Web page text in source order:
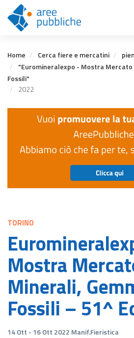
contenuto
principale
Home Cerca fiere e mercatini
"Euromineralexpo - Mostra Mercato
Fossili"
2022
TORINO
Mostra
Minerali,
Fossili – 51^
14 Ott - 16 Ott 2022 Manif.Fieristica